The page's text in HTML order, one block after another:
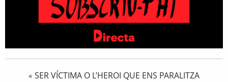
« SER VÍCTIMA O L’HEROI QUE ENS PARALITZA